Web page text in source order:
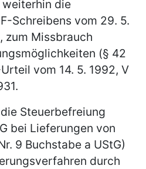
die
Schreibens vom 29. 5.
zum Missbrauch
(§ 42
vom 14. 5. 1992, V
Steuerbefreiung
bei Lieferungen von
9 Buchstabe a UStG)
durch